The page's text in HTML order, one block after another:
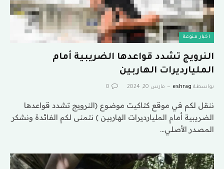
اخبار منوعة
النرويج تشدد قواعدها الضريبية أمام
المليارديرات الهاربين
بواسطة eshrag مارس 20, 2024 0
ننقل لكم في موقع كتاكيت موضوع (النرويج تشدد قواعدها
الضريبية أمام المليارديرات الهاربين ) نتمنى لكم الفائدة ونشكر
المصدر الأصلي…